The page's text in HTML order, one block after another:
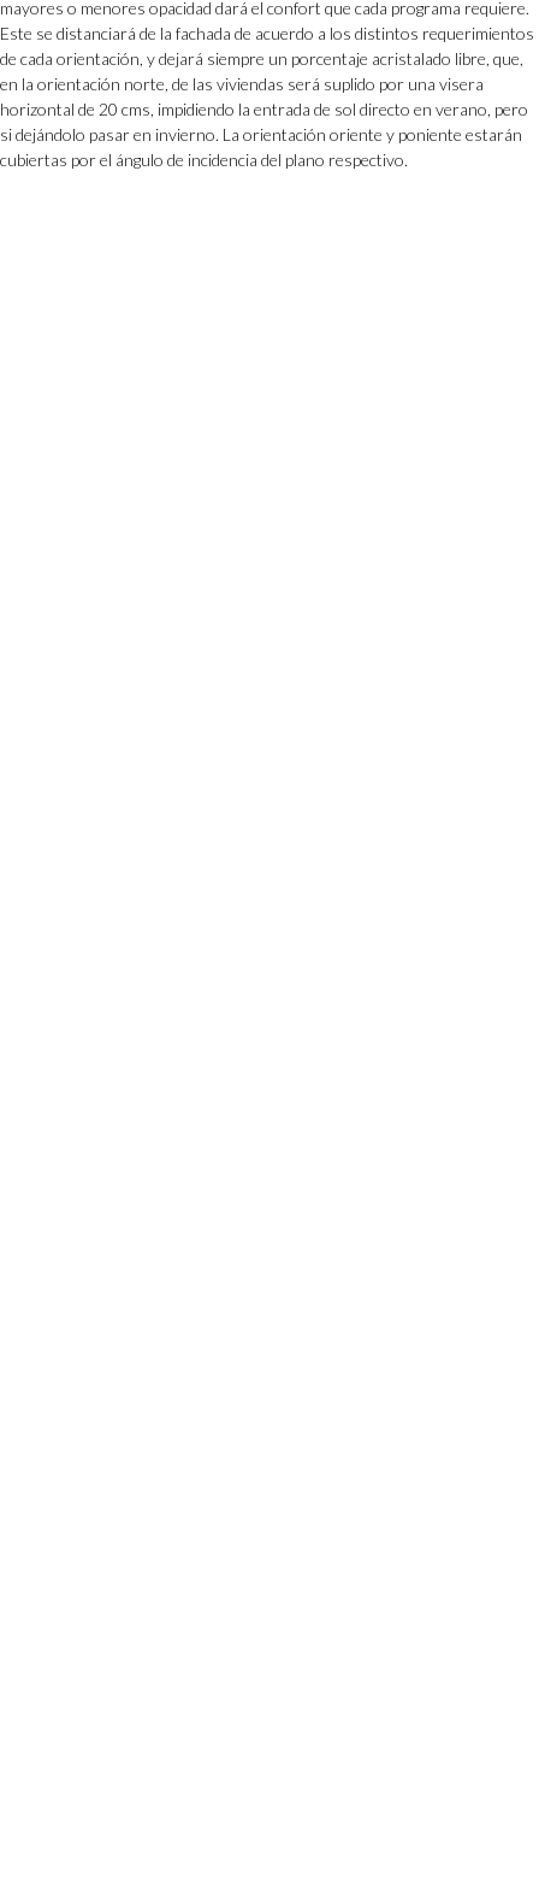
mayores o menores opacidad dará el confort que cada programa requiere.
Este se distanciará de la fachada de acuerdo a los distintos requerimientos
de cada orientación, y dejará siempre un porcentaje acristalado libre, que,
en la orientación norte, de las viviendas será suplido por una visera
horizontal de 20 cms, impidiendo la entrada de sol directo en verano, pero
si dejándolo pasar en invierno. La orientación oriente y poniente estarán
cubiertas por el ángulo de incidencia del plano respectivo.